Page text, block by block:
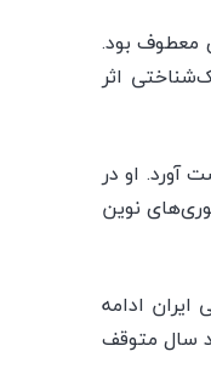
معطوف بود.
اثر
آورد. او در
نوین
ادامه
سال متوقف